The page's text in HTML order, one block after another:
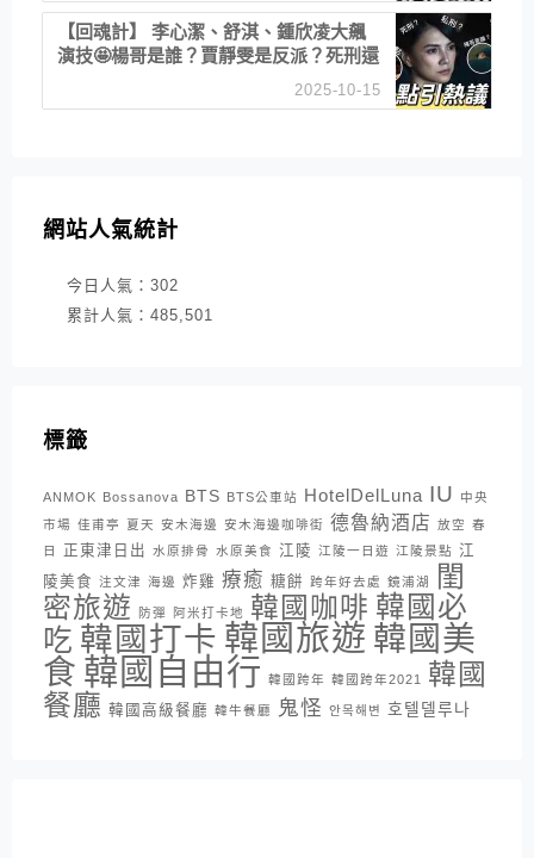
【回魂計】 李心潔、舒淇、鍾欣凌大飆
演技🤩楊哥是誰？賈靜雯是反派？死刑還
2025-10-15
網站人氣統計
今日人氣： 302
累計人氣： 485,501
標籤
ANMOK Bossanova BTS BTS公車站 HotelDelLuna IU
中央
市場 佳甫亭 夏天 安木海邊 安木海邊咖啡街 德魯納酒店 放空 春
日
正東津日出 水原排骨 水原美食 江陵 江陵一日遊 江陵景點 江
陵美食 注文津 海邊 炸雞 療癒 糖餅 跨年好去處 鏡浦湖
閨
密旅遊
防彈 阿米打卡地 韓國咖啡 韓國必
吃 韓國打卡 韓國旅遊 韓國美
食 韓國自由行 韓國跨年 韓國跨年2021
韓國
餐廳 韓國高級餐廳 韓牛餐廳 鬼怪 안목해변 호텔델루나